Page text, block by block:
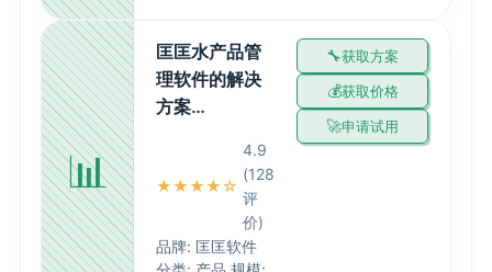
📊
匡匡水产品管
理软件的解决
方案…
★★★★☆
4.9
(128
评
价)
品牌: 匡匡软件
获取方案
获取价格
申请试用